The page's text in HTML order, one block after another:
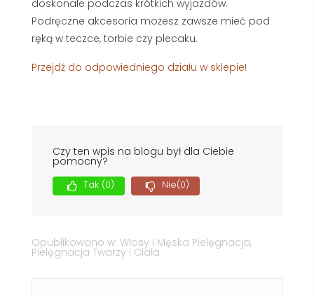
doskonale podczas krótkich wyjazdów.
Podręczne akcesoria możesz zawsze mieć pod
ręką w teczce, torbie czy plecaku.
Przejdź do odpowiedniego działu w sklepie!
Czy ten wpis na blogu był dla Ciebie
pomocny?
Tak (0) Nie(0)
Opublikowano w: Włosy i Męska Pielęgnacja,
Pielęgnacja Twarzy i Ciała